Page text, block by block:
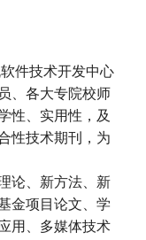
件技术开发中心
、各大专院校师
性、实用性，及
性技术期刊，为
论、新方法、新
金项目论文、学
用、多媒体技术